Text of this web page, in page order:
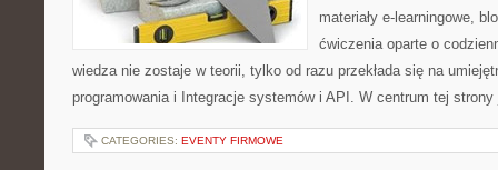
materiały e-learningowe,
ćwiczenia oparte o
wiedza nie zostaje w teorii, tylko od razu przekłada się na
programowania i Integracje systemów i API. W centrum tej
CATEGORIES: EVENTY FIRMOWE